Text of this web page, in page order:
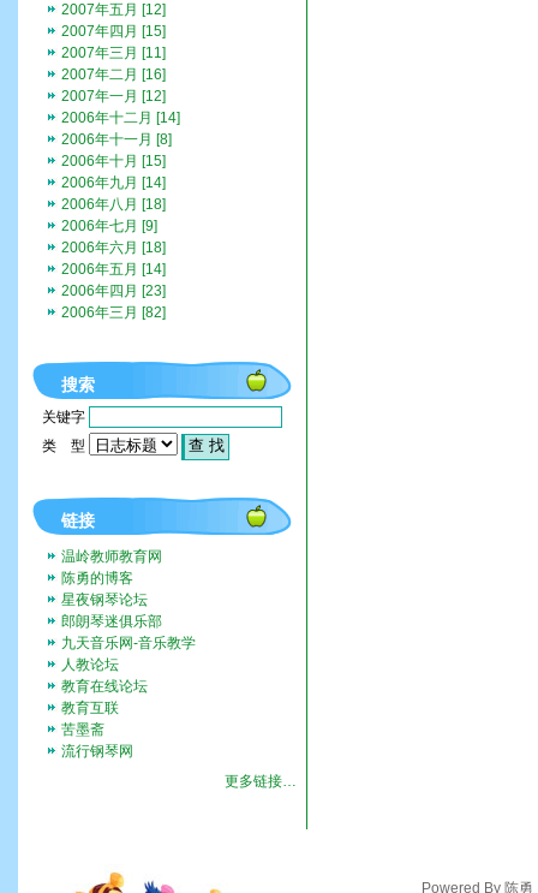
2007年五月 [12]
2007年四月 [15]
2007年三月 [11]
2007年二月 [16]
2007年一月 [12]
2006年十二月 [14]
2006年十一月 [8]
2006年十月 [15]
2006年九月 [14]
2006年八月 [18]
2006年七月 [9]
2006年六月 [18]
2006年五月 [14]
2006年四月 [23]
2006年三月 [82]
搜索
关键字
类 型
链接
温岭教师教育网
陈勇的博客
星夜钢琴论坛
郎朗琴迷俱乐部
九天音乐网-音乐教学
人教论坛
教育在线论坛
教育互联
苦墨斋
流行钢琴网
更多链接…
Powered By 陈